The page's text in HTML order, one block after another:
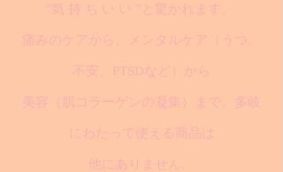
”気 持 ち い い ”と驚かれます。
痛みのケアから、メンタルケア（うつ、
不安、PTSDなど）から
美容（肌コラーゲンの凝集）まで、多岐
にわたって使える商品は
他にありません。